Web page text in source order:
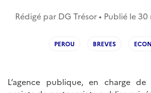
Rédigé par DG Trésor • Publié le 30
PEROU BREVES
L’agence publique, en charge de